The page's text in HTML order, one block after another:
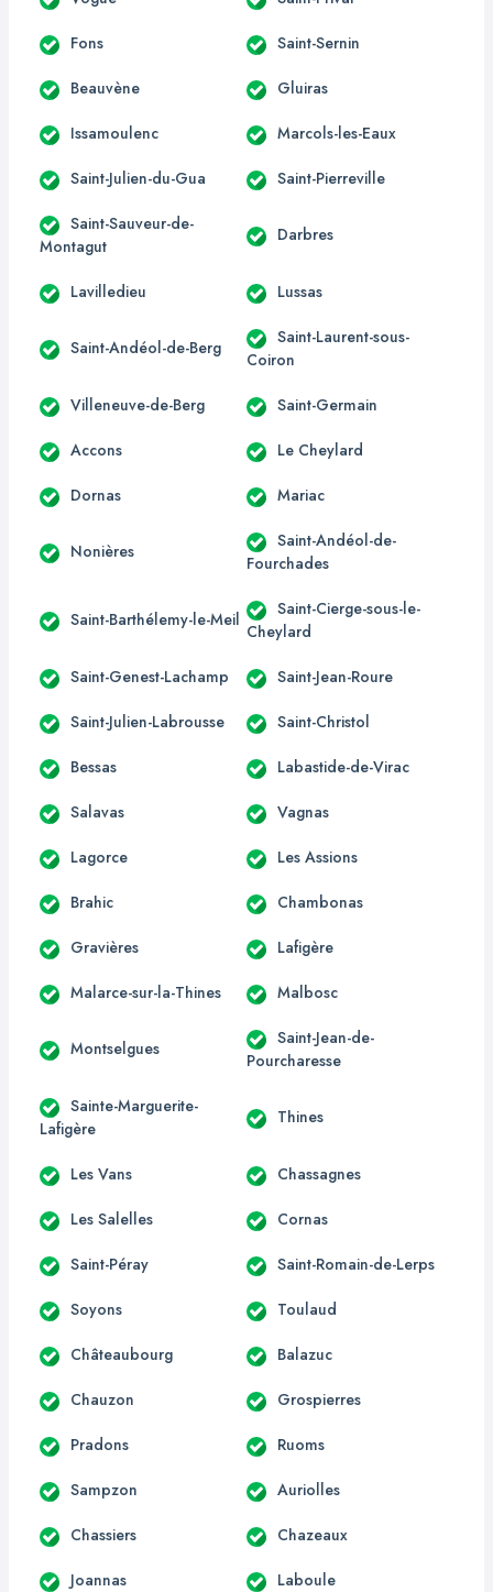
Fons Saint-Sernin
Beauvène Gluiras
Issamoulenc Marcols-les-Eaux
Saint-Julien-du-Gua Saint-Pierreville
Saint-Sauveur-de-
Montagut
Darbres
Lavilledieu Lussas
Saint-Andéol-de-Berg
Saint-Laurent-sous-
Coiron
Villeneuve-de-Berg Saint-Germain
Accons Le Cheylard
Dornas Mariac
Nonières
Saint-Andéol-de-
Fourchades
Saint-Barthélemy-le-Meil
Saint-Cierge-sous-le-
Cheylard
Saint-Genest-Lachamp Saint-Jean-Roure
Saint-Julien-Labrousse Saint-Christol
Bessas Labastide-de-Virac
Salavas Vagnas
Lagorce Les Assions
Brahic Chambonas
Gravières Lafigère
Malarce-sur-la-Thines Malbosc
Montselgues
Saint-Jean-de-
Pourcharesse
Sainte-Marguerite-
Lafigère
Thines
Les Vans Chassagnes
Les Salelles Cornas
Saint-Péray Saint-Romain-de-Lerps
Soyons Toulaud
Châteaubourg Balazuc
Chauzon Grospierres
Pradons Ruoms
Sampzon Auriolles
Chassiers Chazeaux
Joannas Laboule